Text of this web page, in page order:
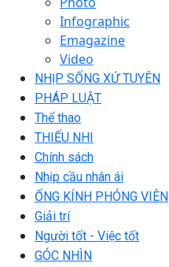
Infographic
Emagazine
Video
NHỊP SỐNG XỨ TUYÊN
PHÁP LUẬT
Thể thao
THIẾU NHI
Chính sách
Nhịp cầu nhân ái
ỐNG KÍNH PHÓNG VIÊN
Giải trí
Người tốt - Việc tốt
GÓC NHÌN